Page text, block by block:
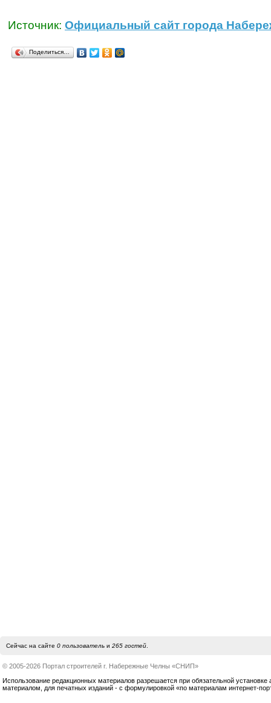
Источник: Официальный сайт города
Поделиться…
Сейчас на сайте 0 пользовательи 265 гостей.
© 2005-2026 Портал строителей г. Набережные Челны «СНИП»
Использование редакционных материалов разрешается при обязательной установке
материалом, для печатных изданий - с формулировкой «по материалам интернет-